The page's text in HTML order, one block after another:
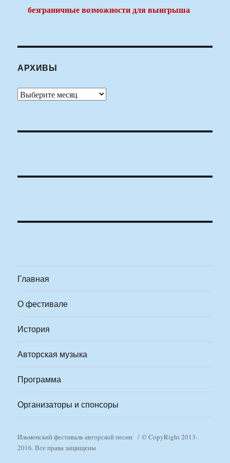
безграничные возможности для выигрыша
АРХИВЫ
Архивы
Главная
О фестивале
История
Авторская музыка
Программа
Организаторы и спонсоры
Ильменский фестиваль авторской песни
© CopyRight 2013-
2016. Все права защищены